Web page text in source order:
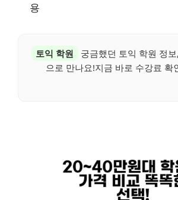
용
토익 학원
궁금했던 토익 학원 정
으로 만나요!지금 바로 수강료 확